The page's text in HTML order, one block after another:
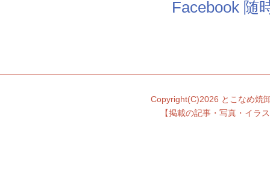
Facebook 随
Copyright(C)2026 とこなめ焼
【掲載の記事・写真・イラ